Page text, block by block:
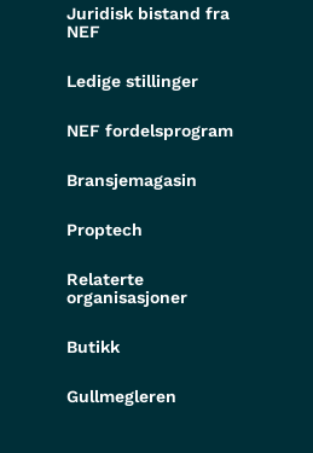
Juridisk bistand fra
NEF
Ledige stillinger
NEF fordelsprogram
Bransjemagasin
Proptech
Relaterte
organisasjoner
Butikk
Gullmegleren